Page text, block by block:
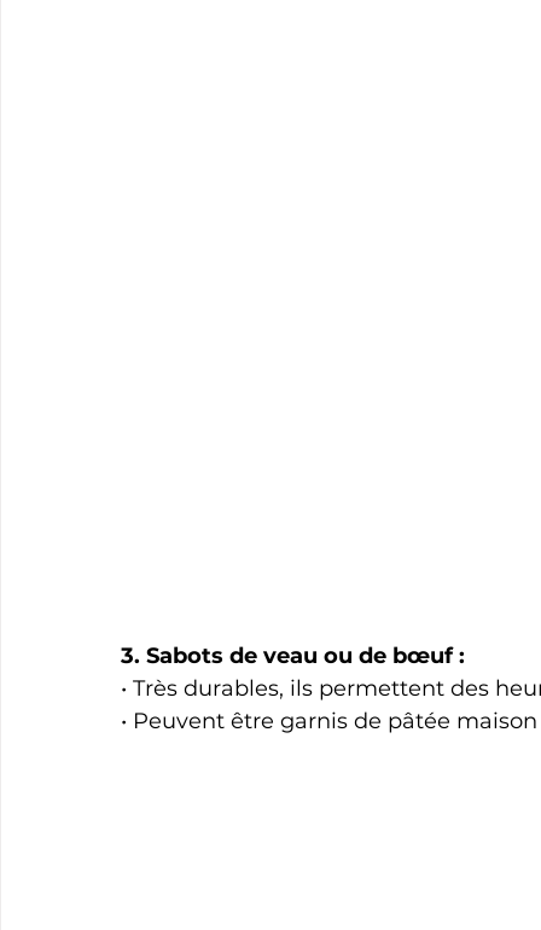
3. Sabots de veau ou de bœuf :
• Très durables, ils permettent des
• Peuvent être garnis de pâtée